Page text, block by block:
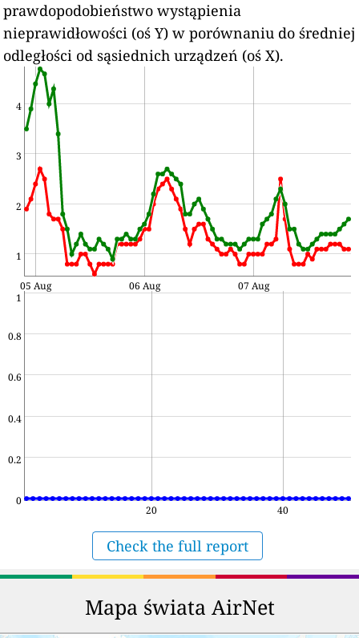
prawdopodobieństwo wystąpienia
nieprawidłowości (oś Y) w porównaniu do średniej
odległości od sąsiednich urządzeń (oś X).
1
2
3
4
05 Aug 06 Aug 07 Aug
0
0.2
0.4
0.6
0.8
1
20 40
Check the full report
Mapa świata AirNet